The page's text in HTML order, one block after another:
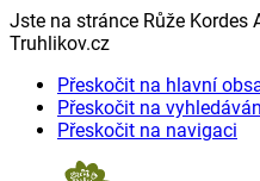
Jste na stránce Růže Kordes
Truhlikov.cz
Přeskočit na hlavní
Přeskočit na
Přeskočit na navigaci